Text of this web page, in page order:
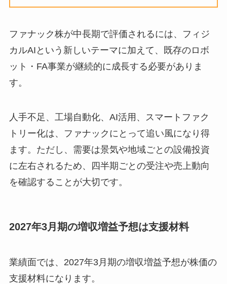
ファナック株が中長期で評価されるには、フィジ
カルAIという新しいテーマに加えて、既存のロボ
ット・FA事業が継続的に成長する必要がありま
す。
人手不足、工場自動化、AI活用、スマートファク
トリー化は、ファナックにとって追い風になり得
ます。ただし、需要は景気や地域ごとの設備投資
に左右されるため、四半期ごとの受注や売上動向
を確認することが大切です。
2027年3月期の増収増益予想は支援材料
業績面では、2027年3月期の増収増益予想が株価の
支援材料になります。